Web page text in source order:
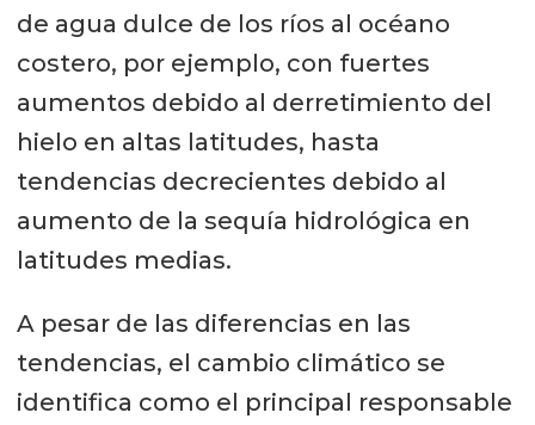
de agua dulce de los ríos al océano
costero, por ejemplo, con fuertes
aumentos debido al derretimiento del
hielo en altas latitudes, hasta
tendencias decrecientes debido al
aumento de la sequía hidrológica en
latitudes medias.
A pesar de las diferencias en las
tendencias, el cambio climático se
identifica como el principal responsable